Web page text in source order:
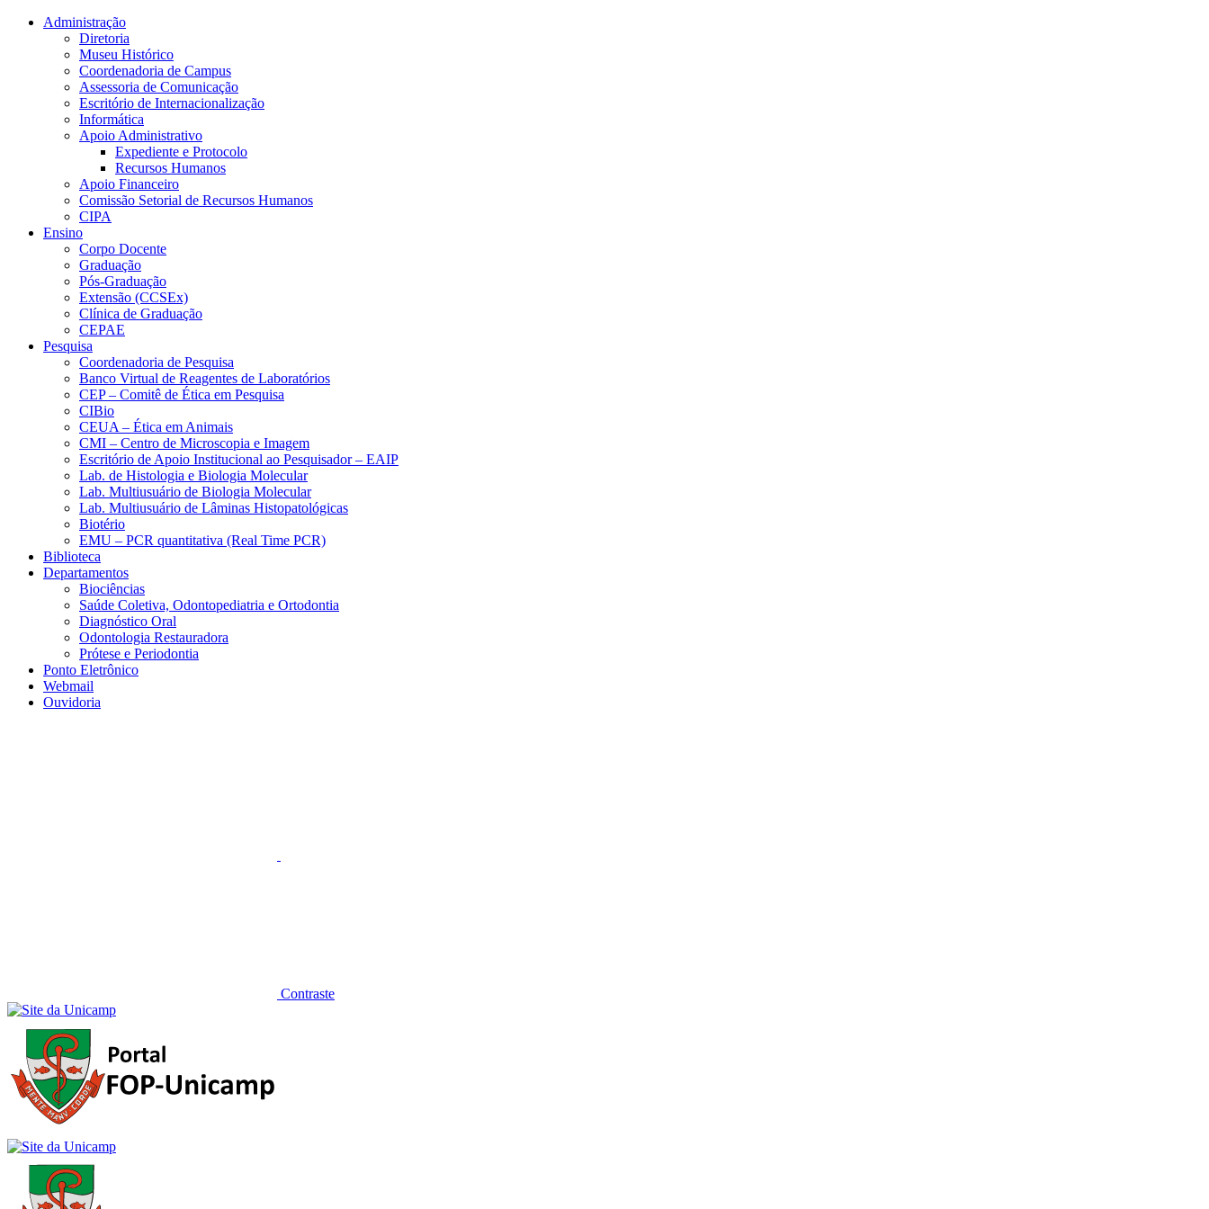
Conteúdo principal Menu principal
Administração
Diretoria
Museu Histórico
Coordenadoria de Campus
Assessoria de Comunicação
Escritório de Internacionalização
Informática
Apoio Administrativo
Expediente e Protocolo
Recursos Humanos
Apoio Financeiro
Comissão Setorial de Recursos Humanos
CIPA
Ensino
Corpo Docente
Graduação
Pós-Graduação
Extensão (CCSEx)
Clínica de Graduação
CEPAE
Pesquisa
Coordenadoria de Pesquisa
Banco Virtual de Reagentes de Laboratórios
CEP – Comitê de Ética em Pesquisa
CIBio
CEUA – Ética em Animais
CMI – Centro de Microscopia e Imagem
Escritório de Apoio Institucional ao Pesquisador – EAIP
Lab. de Histologia e Biologia Molecular
Lab. Multiusuário de Biologia Molecular
Lab. Multiusuário de Lâminas Histopatológicas
Biotério
EMU – PCR quantitativa (Real Time PCR)
Biblioteca
Departamentos
Biociências
Saúde Coletiva, Odontopediatria e Ortodontia
Diagnóstico Oral
Odontologia Restauradora
Prótese e Periodontia
Ponto Eletrônico
Webmail
Ouvidoria
Contraste